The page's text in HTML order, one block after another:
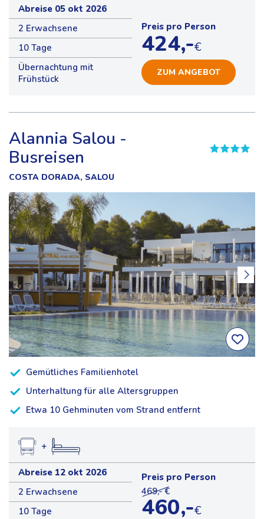
Abreise 05 okt 2026
2 Erwachsene
10 Tage
Übernachtung mit
Frühstück
Preis pro Person
424,-€
ZUM ANGEBOT
Alannia Salou -
Busreisen
COSTA DORADA, SALOU
Gemütliches Familienhotel
Unterhaltung für alle Altersgruppen
Etwa 10 Gehminuten vom Strand entfernt
+
Abreise 12 okt 2026
2 Erwachsene
10 Tage
Preis pro Person
469,- €
460,-€